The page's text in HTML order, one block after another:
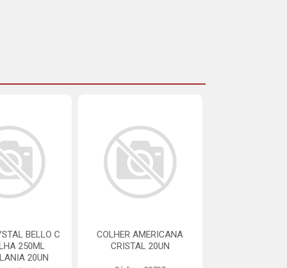
BELLO C
250ML
20UN
COLHER AMERICANA
CRISTAL 20UN